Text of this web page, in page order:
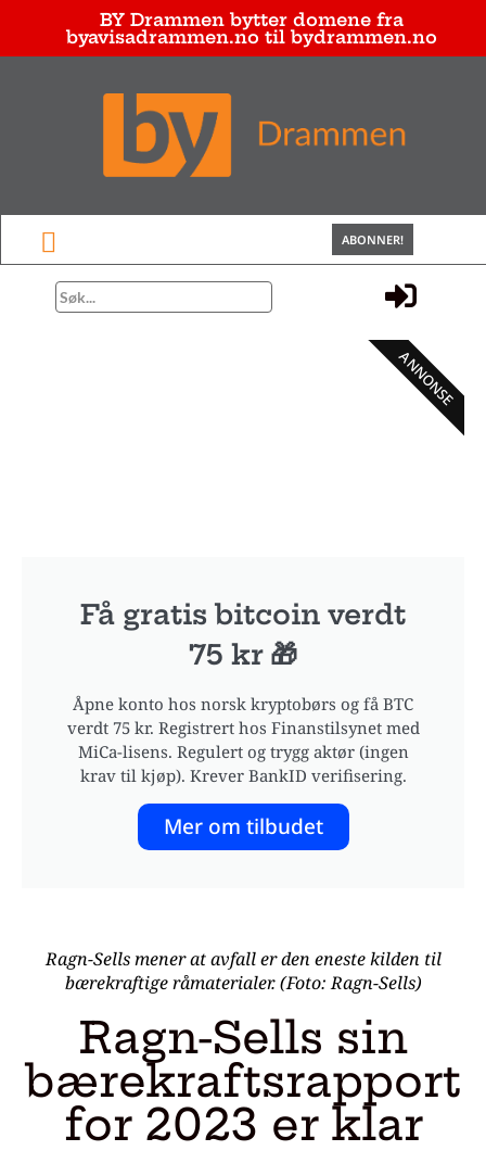
BY Drammen bytter domene fra
byavisadrammen.no til bydrammen.no
ABONNER!
Få gratis bitcoin verdt
75 kr 🎁
Åpne konto hos norsk kryptobørs og få BTC
verdt 75 kr. Registrert hos Finanstilsynet med
MiCa-lisens. Regulert og trygg aktør (ingen
krav til kjøp). Krever BankID verifisering.
Mer om tilbudet
ANNONSE
Ragn-Sells mener at avfall er den eneste kilden til
bærekraftige råmaterialer. (Foto: Ragn-Sells)
Ragn-Sells sin
bærekraftsrapport
for 2023 er klar